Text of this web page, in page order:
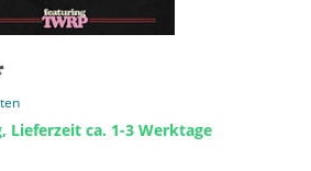
Lieferzeit ca. 1-3 Werktage